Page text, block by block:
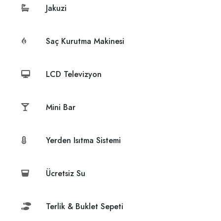
Jakuzi
Saç Kurutma Makinesi
LCD Televizyon
Mini Bar
Yerden Isıtma Sistemi
Ücretsiz Su
Terlik & Buklet Sepeti